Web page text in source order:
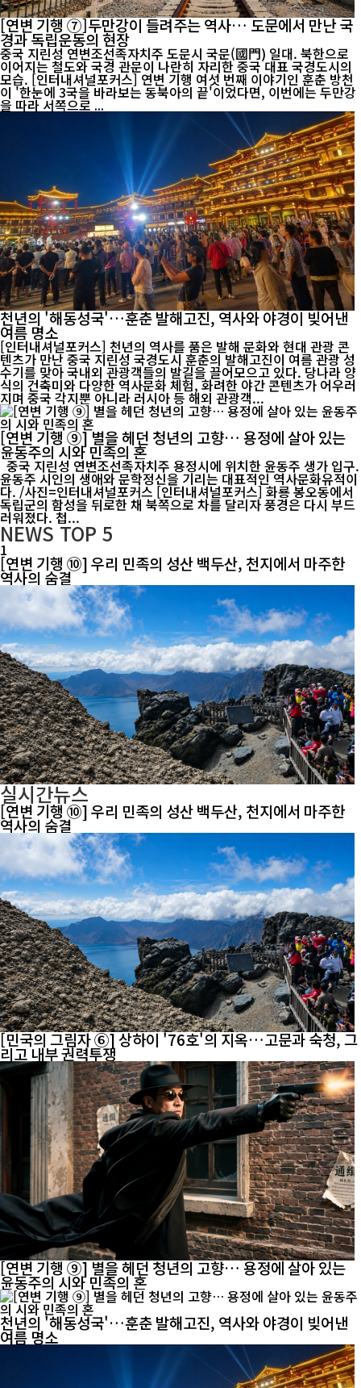
[연변 기행 ⑦]두만강이 들려주는 역사… 도문에서 만난 국
경과 독립운동의 현장
중국 지린성 연변조선족자치주 도문시 국문(國門) 일대. 북한으로
이어지는 철도와 국경 관문이 나란히 자리한 중국 대표 국경도시의
모습. [인터내셔널포커스] 연변 기행 여섯 번째 이야기인 훈춘 방천
이 '한눈에 3국을 바라보는 동북아의 끝'이었다면, 이번에는 두만강
을 따라 서쪽으로 ...
천년의 '해동성국'…훈춘 발해고진, 역사와 야경이 빚어낸
여름 명소
[인터내셔널포커스] 천년의 역사를 품은 발해 문화와 현대 관광 콘
텐츠가 만난 중국 지린성 국경도시 훈춘의 발해고진이 여름 관광 성
수기를 맞아 국내외 관광객들의 발길을 끌어모으고 있다. 당나라 양
식의 건축미와 다양한 역사문화 체험, 화려한 야간 콘텐츠가 어우러
지며 중국 각지뿐 아니라 러시아 등 해외 관광객...
[연변 기행 ⑨] 별을 헤던 청년의 고향… 용정에 살아 있는
윤동주의 시와 민족의 혼
중국 지린성 연변조선족자치주 용정시에 위치한 윤동주 생가 입구.
윤동주 시인의 생애와 문학정신을 기리는 대표적인 역사문화유적이
다. /사진=인터내셔널포커스 [인터내셔널포커스] 화룡 봉오동에서
독립군의 함성을 뒤로한 채 북쪽으로 차를 달리자 풍경은 다시 부드
러워졌다. 첩...
NEWSTOP 5
1
[연변 기행 ⑩] 우리 민족의 성산 백두산, 천지에서 마주한
역사의 숨결
실시간뉴스
[연변 기행 ⑩] 우리 민족의 성산 백두산, 천지에서 마주한
역사의 숨결
[민국의 그림자 ⑥] 상하이 '76호'의 지옥…고문과 숙청, 그
리고 내부 권력투쟁
[연변 기행 ⑨] 별을 헤던 청년의 고향… 용정에 살아 있는
윤동주의 시와 민족의 혼
천년의 '해동성국'…훈춘 발해고진, 역사와 야경이 빚어낸
여름 명소